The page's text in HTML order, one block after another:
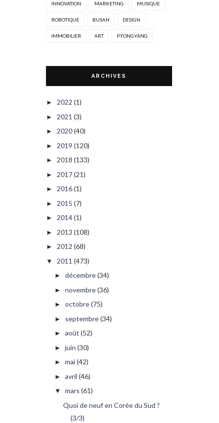
INNOVATION MARKETING MUSIQUE
ROBOTIQUE BUSAN DESIGN
IMMOBILIER ART PYONGYANG
ARCHIVES
► 2022 (1)
► 2021 (3)
► 2020(40)
► 2019 (120)
► 2018 (133)
► 2017(21)
► 2016(1)
► 2015 (7)
► 2014(1)
► 2013 (108)
► 2012 (68)
▼ 2011 (473)
► décembre(34)
► novembre(36)
► octobre(75)
► septembre(34)
► août (52)
► juin (30)
► mai(42)
► avril (46)
▼ mars (61)
Quoi de neuf en Corée du Sud ?
(3/3)